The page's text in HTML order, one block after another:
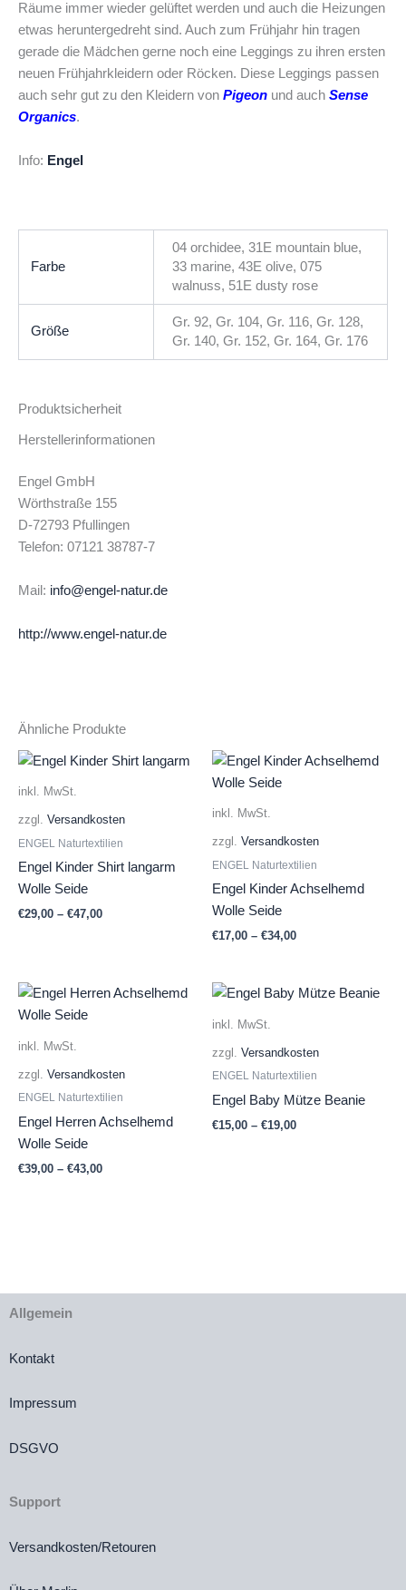
Räume immer wieder gelüftet werden und auch die Heizungen
etwas heruntergedreht sind. Auch zum Frühjahr hin tragen
gerade die Mädchen gerne noch eine Leggings zu ihren ersten
neuen Frühjahrkleidern oder Röcken. Diese Leggings passen
auch sehr gut zu den Kleidern von Pigeon und auch Sense
Organics.
Info: Engel
Farbe
04 orchidee, 31E mountain blue,
33 marine, 43E olive, 075
walnuss, 51E dusty rose
Größe
Gr. 92, Gr. 104, Gr. 116, Gr. 128,
Gr. 140, Gr. 152, Gr. 164, Gr. 176
Produktsicherheit
Herstellerinformationen
Engel GmbH
Wörthstraße 155
D-72793 Pfullingen
Telefon: 07121 38787-7
Mail: info@engel-natur.de
http://www.engel-natur.de
Ähnliche Produkte
inkl. MwSt.
zzgl. Versandkosten
ENGEL Naturtextilien
Engel Kinder Shirt langarm
Wolle Seide
€29,00 – €47,00
inkl. MwSt.
zzgl. Versandkosten
ENGEL Naturtextilien
Engel Kinder Achselhemd
Wolle Seide
€17,00 – €34,00
inkl. MwSt.
zzgl. Versandkosten
ENGEL Naturtextilien
Engel Herren Achselhemd
Wolle Seide
€39,00 – €43,00
inkl. MwSt.
zzgl. Versandkosten
ENGEL Naturtextilien
Engel Baby Mütze Beanie
€15,00 – €19,00
Allgemein
Kontakt
Impressum
DSGVO
Support
Versandkosten/Retouren